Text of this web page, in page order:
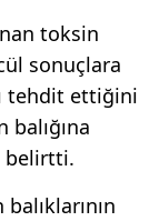
toksin
sonuçlara
tehdit ettiğini
belirtti.